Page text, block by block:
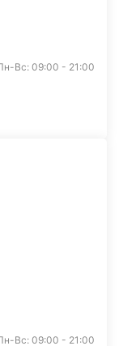
Вс: 09:00 - 21:00
Вс: 09:00 - 21:00